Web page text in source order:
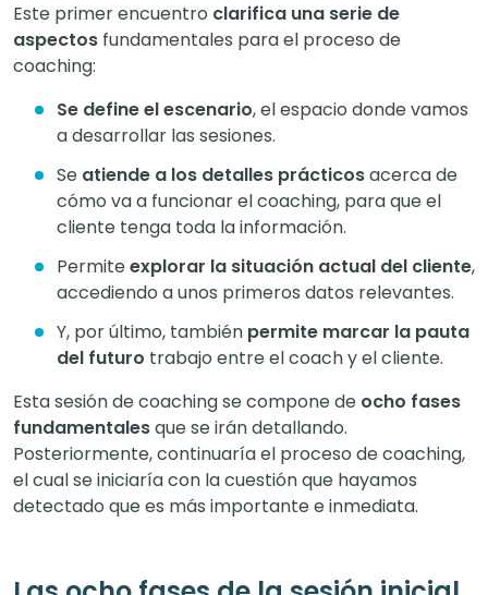
Este primer encuentro clarifica una serie de
aspectos fundamentales para el proceso de
coaching:
Se define el escenario, el espacio donde vamos
a desarrollar las sesiones.
Se atiende a los detalles prácticosacerca de
cómo va a funcionar el coaching, para que el
cliente tenga toda la información.
Permiteexplorar la situación actual del cliente,
accediendo a unos primeros datos relevantes.
Y, por último, también permite marcar la pauta
del futuro trabajo entre el coach y el cliente.
Esta sesión de coaching se compone de ocho fases
fundamentalesque se irán detallando.
Posteriormente, continuaría el proceso de coaching,
el cual se iniciaría con la cuestión que hayamos
detectado que es más importante e inmediata.